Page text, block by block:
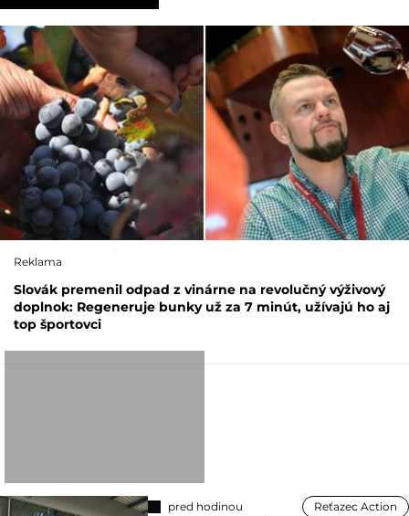
Reklama
Slovák premenil odpad z vinárne na revolučný výživový
doplnok: Regeneruje bunky už za 7 minút, užívajú ho aj
top športovci
pred hodinou Reťazec Action